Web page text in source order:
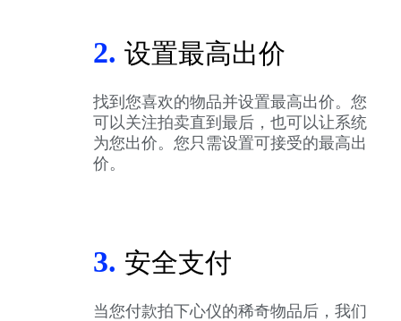
2. 设置最高出价
找到您喜欢的物品并设置最高出价。您
可以关注拍卖直到最后，也可以让系统
为您出价。您只需设置可接受的最高出
价。
3. 安全支付
当您付款拍下心仪的稀奇物品后，我们